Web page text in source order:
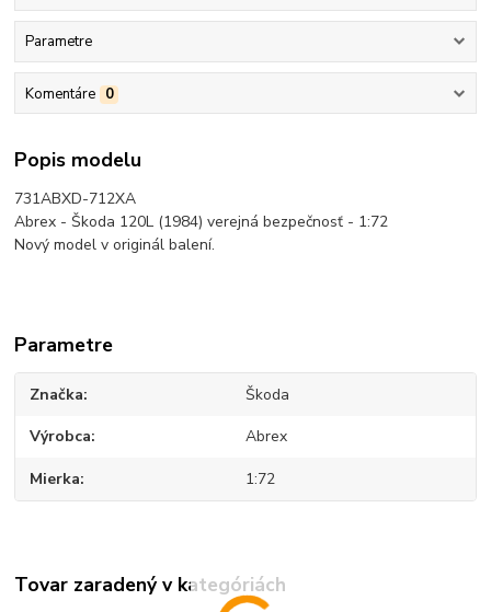
Parametre
Komentáre 0
Popis modelu
731ABXD-712XA
Abrex - Škoda 120L (1984) verejná bezpečnosť - 1:72
Nový model v originál balení.
Parametre
Značka Škoda
Výrobca Abrex
Mierka 1:72
Tovar zaradený v kategóriách